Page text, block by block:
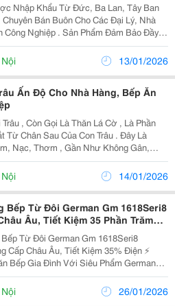
Nhập Khẩu Từ Đức, Ba Lan, Tây Ban
Bán Buôn Cho Các Đại Lý, Nhà
Công Nghiệp . Sản Phẩm Đảm Bảo Đầy
Vệ Sinh An Toàn Thực Phẩm , Có Nguồn
Rõ Ràng , Được Kiểm Soát Chặt Chẽ
13/01/2026
Ấn Độ Cho Nhà Hàng, Bếp Ăn
, Còn Gọi Là Thăn Lá Cờ , Là Phần
Từ Chân Sau Của Con Trâu . Đây Là
Nạc, Thơm , Gần Như Không Gân,
Được Ưa Chuộng Trong Chế Biến Món
Đùi Trâu Nhập Khẩu Ấn Độ Thường...
14/01/2026
Bếp Từ Đôi German Gm 1618Seri8
Âu, Tiết Kiệm 35 Phần Trăm
Từ Đôi German Gm 1618Seri8
Cấp Châu Âu, Tiết Kiệm 35% Điện ⚡
Bếp Gia Đình Với Siêu Phẩm German
&Ndash; Sự Kết Hợp Hoàn Hảo Giữa
Trọng Và Công Nghệ Inverter Đỉnh Cao!
26/01/2026